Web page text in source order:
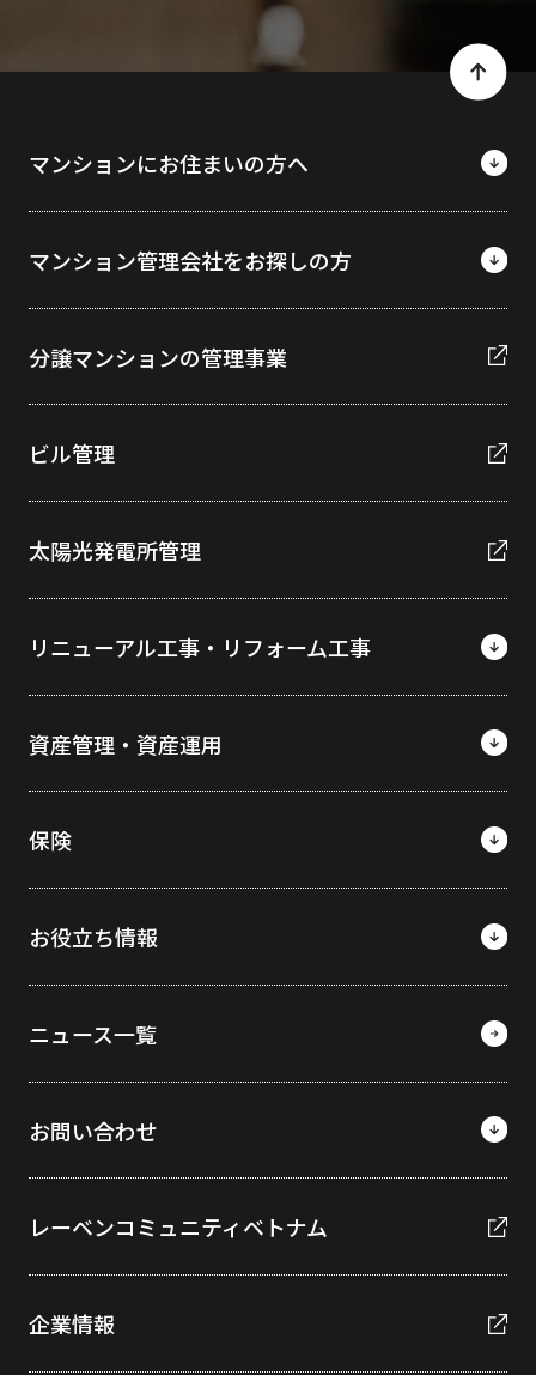
マンションにお住まいの方へ
マンション管理会社をお探しの方
分譲マンションの管理事業
ビル管理
太陽光発電所管理
リニューアル工事・リフォーム工事
資産管理・資産運用
保険
お役立ち情報
ニュース一覧
お問い合わせ
レーベンコミュニティベトナム
企業情報